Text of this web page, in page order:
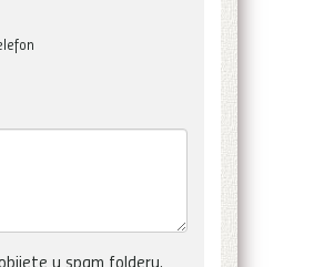
u spam folderu.